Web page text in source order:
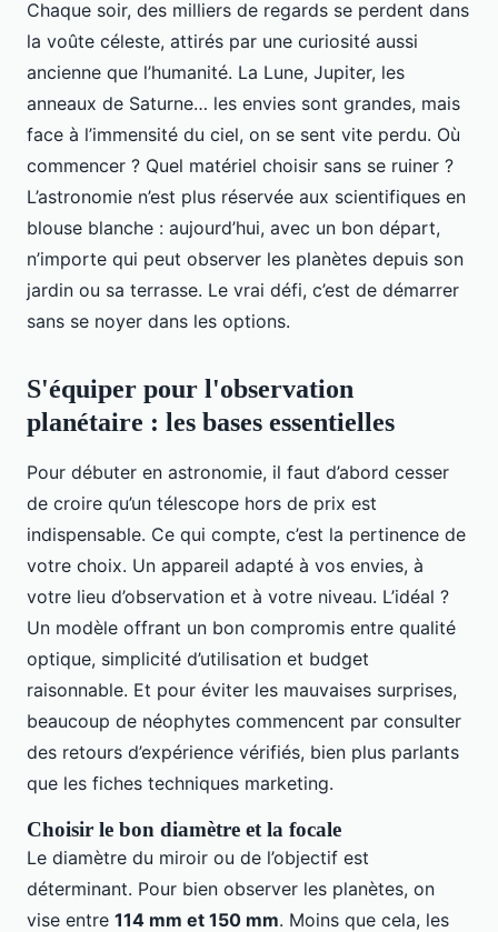
Chaque soir, des milliers de regards se perdent dans
la voûte céleste, attirés par une curiosité aussi
ancienne que l’humanité. La Lune, Jupiter, les
anneaux de Saturne… les envies sont grandes, mais
face à l’immensité du ciel, on se sent vite perdu. Où
commencer ? Quel matériel choisir sans se ruiner ?
L’astronomie n’est plus réservée aux scientifiques en
blouse blanche : aujourd’hui, avec un bon départ,
n’importe qui peut observer les planètes depuis son
jardin ou sa terrasse. Le vrai défi, c’est de démarrer
sans se noyer dans les options.
S'équiper pour l'observation
planétaire : les bases essentielles
Pour débuter en astronomie, il faut d’abord cesser
de croire qu’un télescope hors de prix est
indispensable. Ce qui compte, c’est la pertinence de
votre choix. Un appareil adapté à vos envies, à
votre lieu d’observation et à votre niveau. L’idéal ?
Un modèle offrant un bon compromis entre qualité
optique, simplicité d’utilisation et budget
raisonnable. Et pour éviter les mauvaises surprises,
beaucoup de néophytes commencent par consulter
des retours d’expérience vérifiés, bien plus parlants
que les fiches techniques marketing.
Choisir le bon diamètre et la focale
Le diamètre du miroir ou de l’objectif est
déterminant. Pour bien observer les planètes, on
vise entre 114 mm et 150 mm. Moins que cela, les